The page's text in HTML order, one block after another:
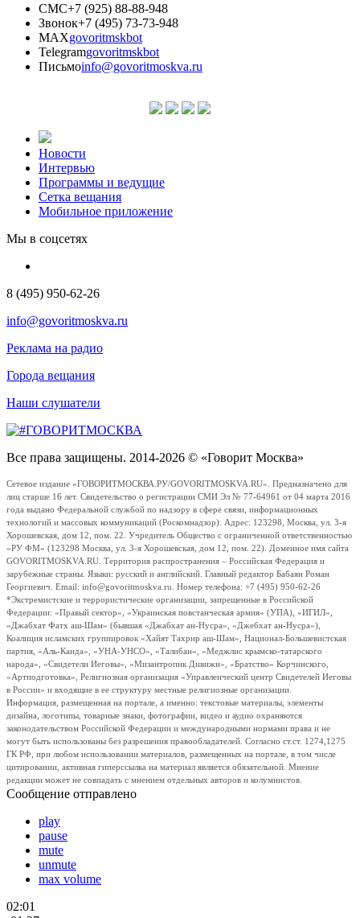
СМС+7 (925) 88-88-948
Звонок+7 (495) 73-73-948
MAXgovoritmskbot
Telegramgovoritmskbot
Письмоinfo@govoritmoskva.ru
Новости
Интервью
Программы и ведущие
Сетка вещания
Мобильное приложение
Мы в соцсетях
8 (495) 950-62-26
info@govoritmoskva.ru
Реклама на радио
Города вещания
Наши слушатели
Все права защищены. 2014-2026 © «Говорит Москва»
Сетевое издание «ГОВОРИТМОСКВА.РУ/GOVORITMOSKVA.RU». Предназначено для
лиц старше 16 лет. Свидетельство о регистрации СМИ Эл № 77-64961 от 04 марта 2016
года выдано Федеральной службой по надзору в сфере связи, информационных
технологий и массовых коммуникаций (Роскомнадзор). Адрес: 123298, Москва, ул. 3-я
Хорошевская, дом 12, пом. 22. Учредитель Общество с ограниченной ответственностью
«РУ ФМ» (123298 Москва, ул. 3-я Хорошевская, дом 12, пом. 22). Доменное имя сайта
GOVORITMOSKVA.RU. Территория распространения – Российская Федерация и
зарубежные страны. Языки: русский и английский. Главный редактор Бабаян Роман
Георгиевич. Email: info@govoritmoskva.ru. Номер телефона: +7 (495) 950-62-26
*Экстремистские и террористические организации, запрещенные в Российской
Федерации: «Правый сектор», «Украинская повстанческая армия» (УПА), «ИГИЛ»,
«Джабхат Фатх аш-Шам» (бывшая «Джабхат ан-Нусра», «Джебхат ан-Нусра»),
Коалиция исламских группировок «Хайят Тахрир аш-Шам», Национал-Большевистская
партия, «Аль-Каида», «УНА-УНСО», «Талибан», «Меджлис крымско-татарского
народа», «Свидетели Иеговы», «Мизантропик Дивижн», «Братство» Корчинского,
«Артподготовка», Религиозная организация «Управленческий центр Свидетелей Иеговы
в России» и входящие в ее структуру местные религиозные организации.
Информация, размещенная на портале, а именно: текстовые материалы, элементы
дизайна, логотипы, товарные знаки, фотографии, видео и аудио охраняются
законодательством Российской Федерации и международными нормами права и не
могут быть использованы без разрешения правообладателей. Согласно ст.ст. 1274,1275
ГК РФ, при любом использовании материалов, размещенных на портале, в том числе
цитировании, активная гиперссылка на материал является обязательной. Мнение
редакции может не совпадать с мнением отдельных авторов и колумнистов.
Сообщение отправлено
play
pause
mute
unmute
max volume
02:01